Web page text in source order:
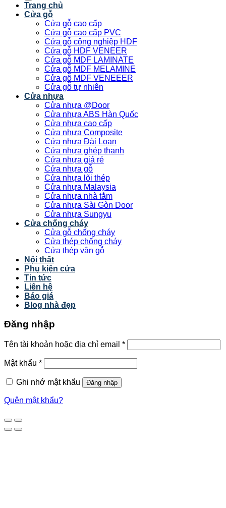
Trang chủ
Cửa gỗ
Cửa gỗ cao cấp
Cửa gỗ cao cấp PVC
Cửa gỗ công nghiệp HDF
Cửa gỗ HDF VENEER
Cửa gỗ MDF LAMINATE
Cửa gỗ MDF MELAMINE
Cửa gỗ MDF VENEEER
Cửa gỗ tự nhiên
Cửa nhựa
Cửa nhựa @Door
Cửa nhựa ABS Hàn Quốc
Cửa nhựa cao cấp
Cửa nhựa Composite
Cửa nhựa Đài Loan
Cửa nhựa ghép thanh
Cửa nhựa giá rẻ
Cửa nhựa gỗ
Cửa nhựa lõi thép
Cửa nhựa Malaysia
Cửa nhựa nhà tắm
Cửa nhựa Sài Gòn Door
Cửa nhựa Sungyu
Cửa chống cháy
Cửa gỗ chống cháy
Cửa thép chống cháy
Cửa thép vân gỗ
Nội thất
Phụ kiện cửa
Tin tức
Liên hệ
Báo giá
Blog nhà đẹp
Đăng nhập
Tên tài khoản hoặc địa chỉ email *
Mật khẩu *
Ghi nhớ mật khẩu Đăng nhập
Quên mật khẩu?